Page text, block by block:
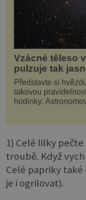
Vzácné těleso
pulzuje tak
Představte si
takovou
hodinky.
1) Celé lilky pečte
troubě. Když
Celé papriky
je i ogrilovat).